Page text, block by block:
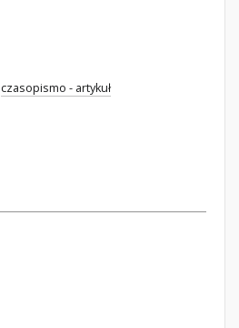
czasopismo - artykuł